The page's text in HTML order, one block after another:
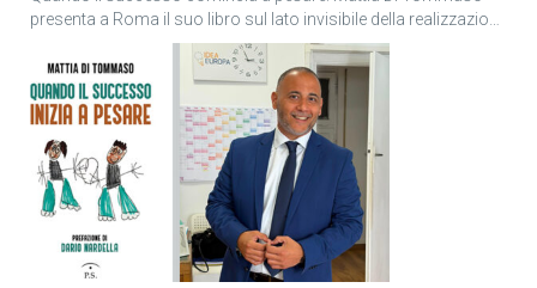
presenta a Roma il suo libro sul lato invisibile della realizzazione